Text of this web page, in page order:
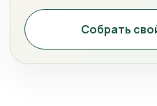
Собрать